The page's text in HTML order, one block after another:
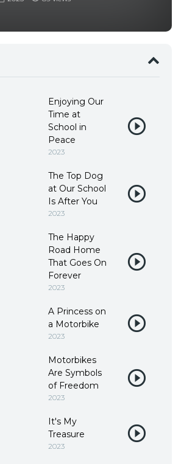
de todas. –
Enjoying Our
Time at
School in
Peace
2023
The Top Dog
at Our School
Is After You
2023
The Happy
Road Home
That Goes On
Forever
2023
A Princess on
a Motorbike
2023
Motorbikes
Are Symbols
of Freedom
2023
It's My
Treasure
2023